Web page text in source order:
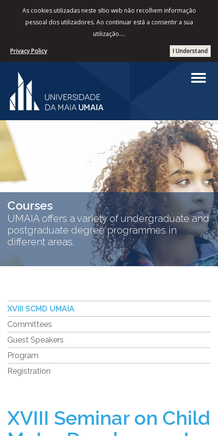
As cookies utilizadas neste sítio web não recolhem informação
pessoal dos utilizadores. Ao continuar está a consentir a sua
utilização....
I Understand
Privacy Policy
Courses
UMAIA offers a variety of undergraduate and
postgraduate degree programmes in
different areas.
XVIII SCMD UMAIA
Committees
Guest Speakers
Program
Registration
XVIII Seminar on Child